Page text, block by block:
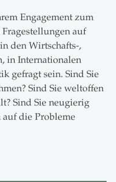
Engagement zum
auf
den Wirtschafts-,
in Internationalen
gefragt sein. Sind Sie
Sind Sie weltoffen
Sind Sie neugierig
die Probleme